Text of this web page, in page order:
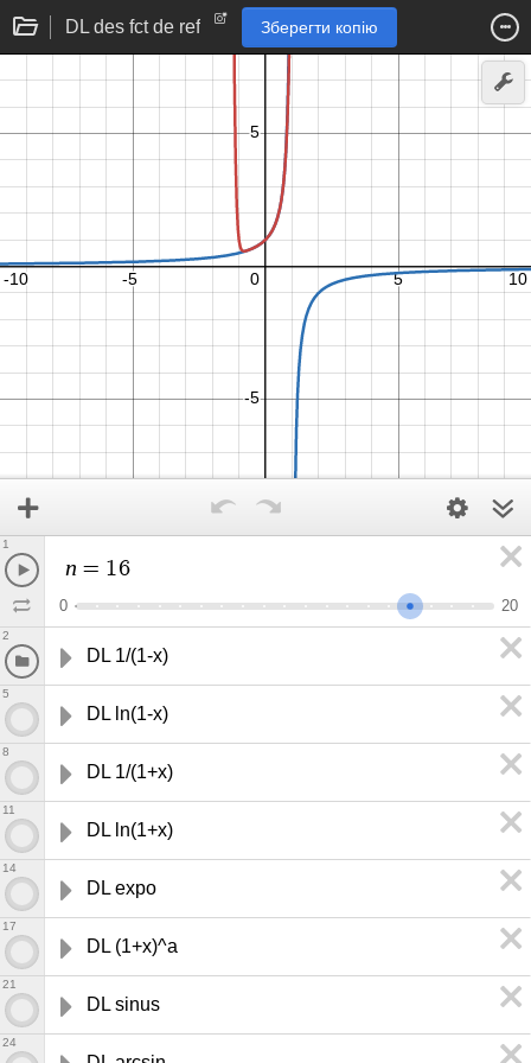
DL des fct de ref Зберегти копію
n = 16
0 20
1
DL 1/(1-x)
2
DL ln(1-x)
5
DL 1/(1+x)
8
DL ln(1+x)
11
DL expo
14
DL (1+x)^a
17
DL sinus
21
24